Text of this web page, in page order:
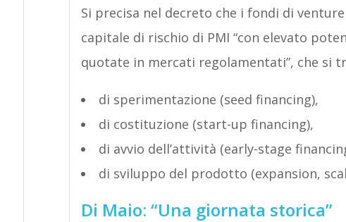
Si precisa nel decreto che i fondi di
capitale di rischio di PMI “con elevato
quotate in mercati regolamentati”, che si
di sperimentazione (seed financing),
di costituzione (start-up financing),
di avvio dell’attività (early-stage
di sviluppo del prodotto (expansion,
Di Maio: “Una giornata storica”